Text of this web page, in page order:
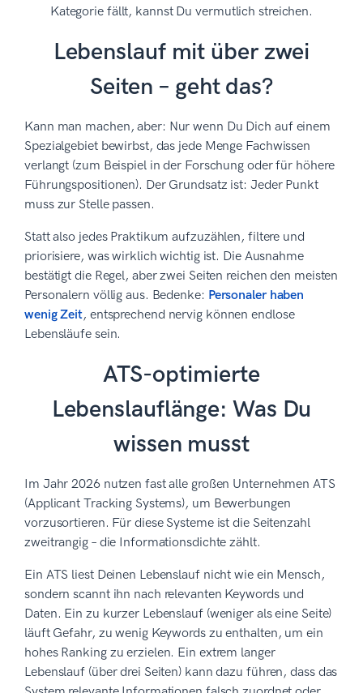
Kategorie fällt, kannst Du vermutlich streichen.
Lebenslauf mit über zwei
Seiten – geht das?
Kann man machen, aber: Nur wenn Du Dich auf einem
Spezialgebiet bewirbst, das jede Menge Fachwissen
verlangt (zum Beispiel in der Forschung oder für höhere
Führungspositionen). Der Grundsatz ist: Jeder Punkt
muss zur Stelle passen.
Statt also jedes Praktikum aufzuzählen, filtere und
priorisiere, was wirklich wichtig ist. Die Ausnahme
bestätigt die Regel, aber zwei Seiten reichen den meisten
Personalern völlig aus. Bedenke: Personaler haben
wenig Zeit, entsprechend nervig können endlose
Lebensläufe sein.
ATS-optimierte
Lebenslauflänge: Was Du
wissen musst
Im Jahr 2026 nutzen fast alle großen Unternehmen ATS
(Applicant Tracking Systems), um Bewerbungen
vorzusortieren. Für diese Systeme ist die Seitenzahl
zweitrangig – die Informationsdichte zählt.
Ein ATS liest Deinen Lebenslauf nicht wie ein Mensch,
sondern scannt ihn nach relevanten Keywords und
Daten. Ein zu kurzer Lebenslauf (weniger als eine Seite)
läuft Gefahr, zu wenig Keywords zu enthalten, um ein
hohes Ranking zu erzielen. Ein extrem langer
Lebenslauf (über drei Seiten) kann dazu führen, dass das